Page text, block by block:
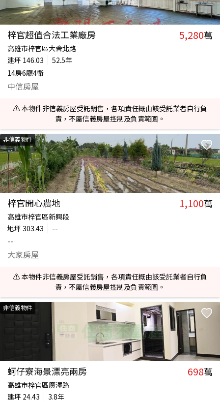
梓官超值合法工業廠房 5,280萬
高雄市梓官區大舍北路
建坪 146.03
52.5年
14房6廳4衛
中信房屋
⚠️ 本物件非信義房屋受託銷售，各項責任概由該受託業者自行負
責，不屬信義房屋控制及負責範圍。
非信義物件
梓官開心農地 1,100萬
高雄市梓官區新興段
地坪 303.43
--
--
大家房屋
⚠️ 本物件非信義房屋受託銷售，各項責任概由該受託業者自行負
責，不屬信義房屋控制及負責範圍。
非信義物件
蚵仔寮海景漂亮兩房 698萬
高雄市梓官區廣澤路
建坪 24.43
3.8年